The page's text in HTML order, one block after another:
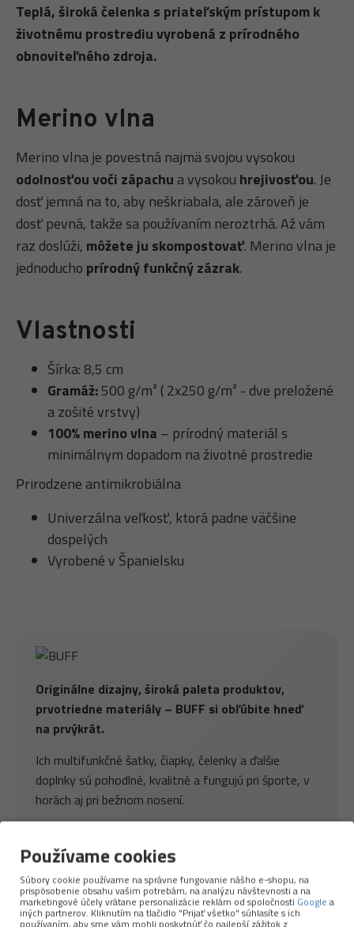
Originálne dizajny, široká paleta produktov,
prvotriedne materiály – BUFF si obľúbite hneď
na prvýkrát.
Ich multifunkčné šatky, čiapky, čelenky a ďalšie
doplnky sú pohodlné, kvalitné a fungujú pri športe, v
horách aj pri bežnom nosení.
alebo prírodné materiály
vlastnej továrni v Španielsku
, čo BUFFu
umožňuje držať vysokú kvalitu a precíznu kontrolu
nad materiálmi aj spracovaním.
Teplá, široká čelenka s priateľským prístupom k
životnému prostrediu vyrobená z prírodného
obnoviteľného zdroja.
Merino vlna
Merino vlna je povestná najmä svojou vysokou
odolnosťou voči zápachu a vysokou hrejivosťou. Je
dosť jemná na to, aby neškriabala, ale zároveň je
dosť pevná, takže sa používaním neroztrhá. Až vám
raz doslúži, môžete ju skompostovať. Merino vlna je
jednoducho prírodný funkčný zázrak.
Vlastnosti
Šírka: 8,5 cm
Gramáž:500 g/m² ( 2x250 g/m² - dve preložené
a zošité vrstvy)
100% merino vlna – prírodný materiál s
minimálnym dopadom na životné prostredie
Prirodzene antimikrobiálna
Univerzálna veľkosť, ktorá padne väčšine
dospelých
Vyrobené v Španielsku
Používame cookies
Súbory cookie používame na správne fungovanie nášho e-shopu, na
prispôsobenie obsahu vašim potrebám, na analýzu návštevnosti a na
marketingové účely vrátane personalizácie reklám od spoločnosti Google a
iných partnerov. Kliknutím na tlačidlo "Prijať všetko" súhlasíte s ich
používaním, aby sme vám mohli poskytnúť čo najlepší zážitok z